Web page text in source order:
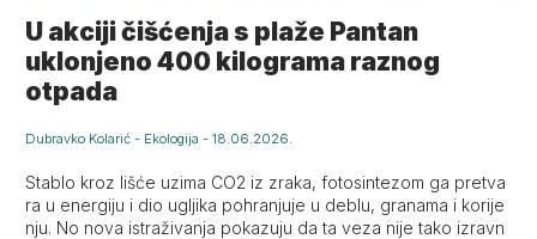
U akciji čišćenja s plaže Pantan
uklonjeno 400 kilograma raznog
otpada
Dubravko Kolarić - Ekologija -18.06.2026.
Stablo kroz lišće uzima CO2 iz zraka, fotosintezom ga pretva
ra u energiju i dio ugljika pohranjuje u deblu, granama i korije
nju. No nova istraživanja pokazuju da ta veza nije tako izravn